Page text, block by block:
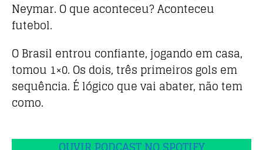
Neymar. O que aconteceu? Aconteceu
futebol.
O Brasil entrou confiante, jogando em casa,
tomou 1×0. Os dois, três primeiros gols em
sequência. É lógico que vai abater, não tem
como.